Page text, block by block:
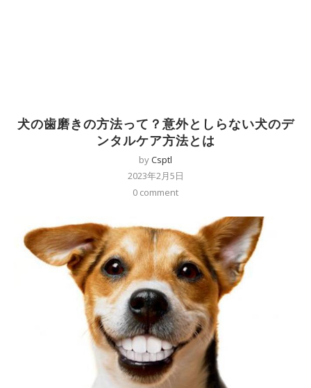
犬の歯磨きの方法って？意外としらない犬のデ
ンタルケア方法とは
byCsptl
2023年2月5日
0 comment